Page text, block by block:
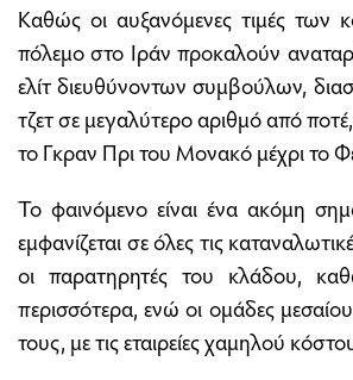
Καθώς οι αυξανόμενες τιμές
πόλεμο στο Ιράν προκαλούν
ελίτ διευθύνοντων συμβούλων,
τζετ σε μεγαλύτερο αριθμό από
το Γκραν Πρι του Μονακό μέχρι το
Το φαινόμενο είναι ένα ακόμη
εμφανίζεται σε όλες τις
οι παρατηρητές του κλάδου,
περισσότερα, ενώ οι ομάδες
τους, με τις εταιρείες χαμηλού